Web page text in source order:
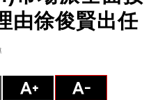
由徐俊賢出任